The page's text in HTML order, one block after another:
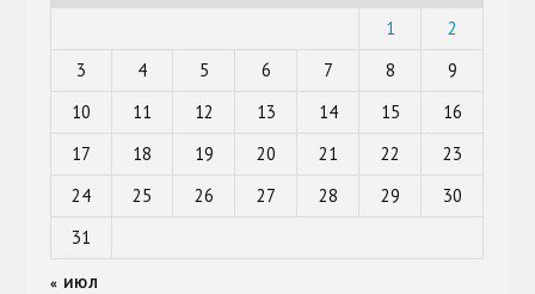
1
2
3
4 5 6 7 8
9
10
11 12 13 14 15
16
17
18 19 20 21 22
23
24
25 26 27 28 29
30
31
« ИЮЛ